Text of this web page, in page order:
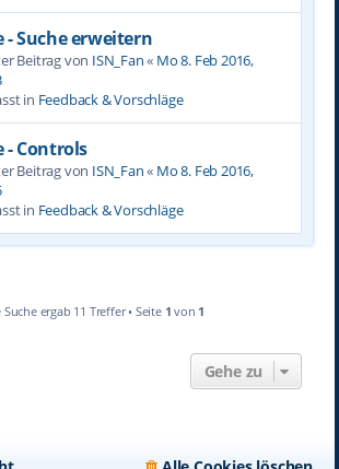
- Suche erweitern
Beitrag von ISN_Fan« Mo 8. Feb 2016,
in Feedback & Vorschläge
- Controls
Beitrag von ISN_Fan« Mo 8. Feb 2016,
in Feedback & Vorschläge
Suche ergab 11 Treffer • Seite 1 von 1
Gehe zu